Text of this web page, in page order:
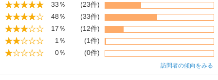
33％
(23件)
48％
(33件)
17％
(12件)
1％
(1件)
0％
(0件)
訪問者の傾向をみる